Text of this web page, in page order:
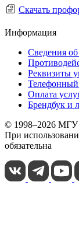
Скачать
Информация
Сведения об
Реквизиты
Оплата
Брендбук и
© 1998–2026
При
обязательна